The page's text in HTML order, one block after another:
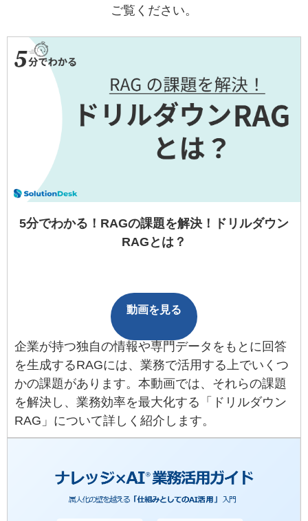
ご覧ください。
5分でわかる！RAGの課題を解決！ドリルダウン
RAGとは？
動画を見る
企業が持つ独自の情報や専門データをもとに回答
を生成するRAGには、業務で活用する上でいくつ
かの課題があります。本動画では、それらの課題
を解決し、業務効率を最大化する「ドリルダウン
RAG」について詳しく紹介します。